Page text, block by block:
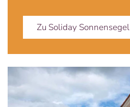
Zu Soliday Sonnensegel